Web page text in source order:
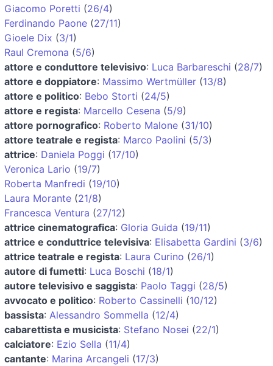
Giacomo Poretti (26/4)
Ferdinando Paone (27/11)
Gioele Dix (3/1)
Raul Cremona (5/6)
attore e conduttore televisivo: Luca Barbareschi (28/7)
attore e doppiatore: Massimo Wertmüller (13/8)
attore e politico: Bebo Storti (24/5)
attore e regista: Marcello Cesena (5/9)
attore pornografico: Roberto Malone (31/10)
attore teatrale e regista: Marco Paolini (5/3)
attrice: Daniela Poggi (17/10)
Veronica Lario (19/7)
Roberta Manfredi (19/10)
Laura Morante (21/8)
Francesca Ventura (27/12)
attrice cinematografica: Gloria Guida (19/11)
attrice e conduttrice televisiva: Elisabetta Gardini (3/6)
attrice teatrale e regista: Laura Curino (26/1)
autore di fumetti: Luca Boschi (18/1)
autore televisivo e saggista: Paolo Taggi (28/5)
avvocato e politico: Roberto Cassinelli (10/12)
bassista: Alessandro Sommella (12/4)
cabarettista e musicista: Stefano Nosei (22/1)
calciatore: Ezio Sella (11/4)
cantante: Marina Arcangeli (17/3)